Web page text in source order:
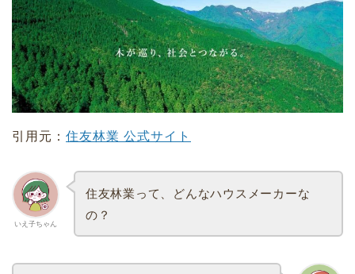
引用元： 住友林業 公式サイト
いえ子ちゃん
住友林業って、どんなハウスメーカーな
の？